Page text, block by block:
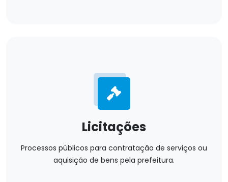
Licitações
Processos públicos para contratação de serviços ou
aquisição de bens pela prefeitura.